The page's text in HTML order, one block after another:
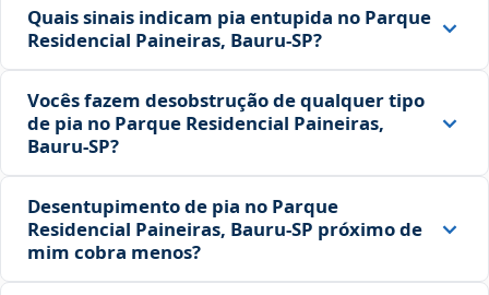
Quais sinais indicam pia entupida no Parque
Residencial Paineiras, Bauru‑SP?
Vocês fazem desobstrução de qualquer tipo
de pia no Parque Residencial Paineiras,
Bauru‑SP?
Desentupimento de pia no Parque
Residencial Paineiras, Bauru‑SP próximo de
mim cobra menos?